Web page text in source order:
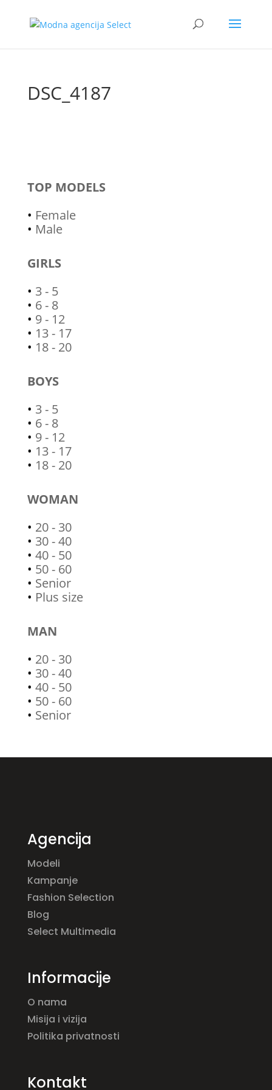
DSC_4187
TOP MODELS
• Female
• Male
GIRLS
• 3 - 5
• 6 - 8
• 9 - 12
• 13 - 17
• 18 - 20
BOYS
• 3 - 5
• 6 - 8
• 9 - 12
• 13 - 17
• 18 - 20
WOMAN
• 20 - 30
• 30 - 40
• 40 - 50
• 50 - 60
• Senior
• Plus size
MAN
• 20 - 30
• 30 - 40
• 40 - 50
• 50 - 60
• Senior
Agencija
Modeli
Kampanje
Fashion Selection
Blog
Select Multimedia
Informacije
O nama
Misija i vizija
Politika privatnosti
Kontakt